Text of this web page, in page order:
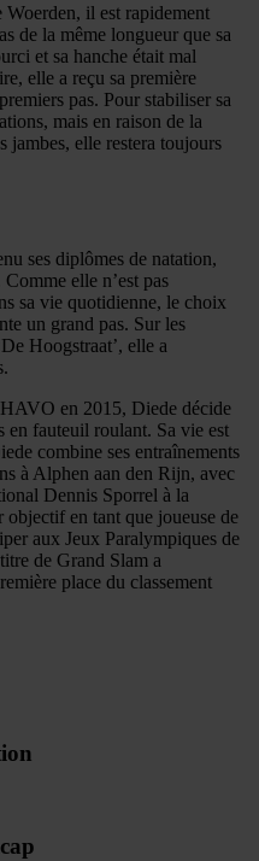
Woerden, il est rapidement
de la même longueur que sa
et sa hanche était mal
elle a reçu sa première
pas. Pour stabiliser sa
mais en raison de la
jambes, elle restera toujours
ses diplômes de natation,
elle n’est pas
sa vie quotidienne, le choix
un grand pas. Sur les
Hoogstraat’, elle a
en 2015, Diede décide
en fauteuil roulant. Sa vie est
combine ses entraînements
à Alphen aan den Rijn, avec
Dennis Sporrel à la
en tant que joueuse de
aux Jeux Paralympiques de
de Grand Slam a
place du classement